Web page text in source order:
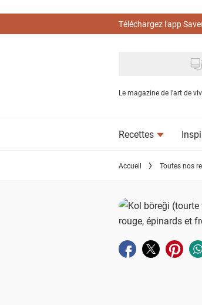
Téléchargez l'app
Le magazine de l'art de
Recettes
Accueil Toutes nos
Partager surPartager sur
Partager